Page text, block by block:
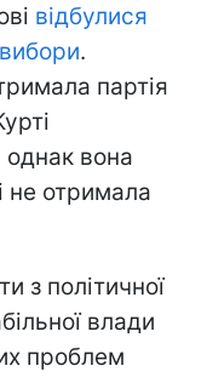
відбулися
.
партія
вона
не отримала
з політичної
влади
проблем